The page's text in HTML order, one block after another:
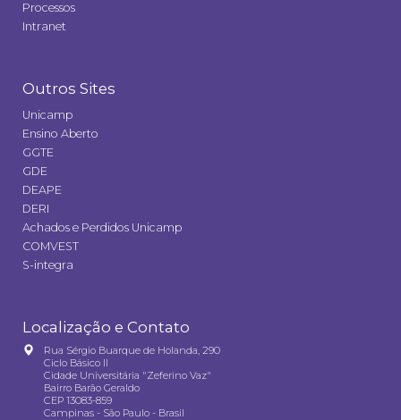
Processos
Intranet
Outros Sites
Unicamp
Ensino Aberto
GGTE
GDE
DEAPE
DERI
Achados e Perdidos Unicamp
COMVEST
S-integra
Localização e Contato
Rua Sérgio Buarque de Holanda, 290
Ciclo Básico II
Cidade Universitária "Zeferino Vaz"
Bairro Barão Geraldo
CEP 13083-859
Campinas - São Paulo - Brasil